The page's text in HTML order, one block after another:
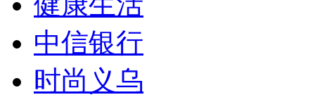
中信银行
时尚义乌